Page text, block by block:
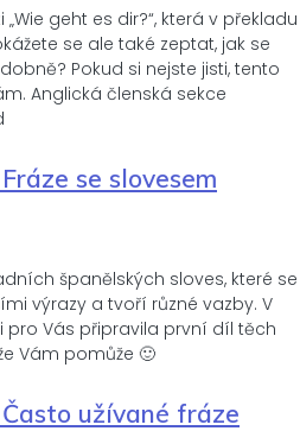
geht es dir?“, která v překladu
se ale také zeptat, jak se
Pokud si nejste jisti, tento
Anglická členská sekce
se slovesem
španělských sloves, které se
výrazy a tvoří různé vazby. V
Vás připravila první díl těch
Vám pomůže 🙂
užívané fráze